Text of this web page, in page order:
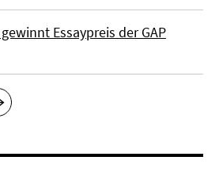
Essaypreis der GAP